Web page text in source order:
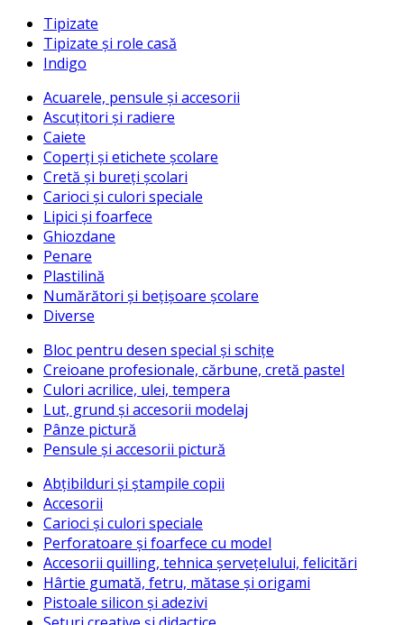
Tipizate
Tipizate și role casă
Indigo
Acuarele, pensule și accesorii
Ascuțitori și radiere
Caiete
Coperți și etichete școlare
Cretă și bureți școlari
Carioci și culori speciale
Lipici și foarfece
Ghiozdane
Penare
Plastilină
Numărători și bețișoare școlare
Diverse
Bloc pentru desen special și schițe
Creioane profesionale, cărbune, cretă pastel
Culori acrilice, ulei, tempera
Lut, grund și accesorii modelaj
Pânze pictură
Pensule și accesorii pictură
Abțibilduri și ștampile copii
Accesorii
Carioci și culori speciale
Perforatoare și foarfece cu model
Accesorii quilling, tehnica șervețelului, felicitări
Hârtie gumată, fetru, mătase și origami
Pistoale silicon și adezivi